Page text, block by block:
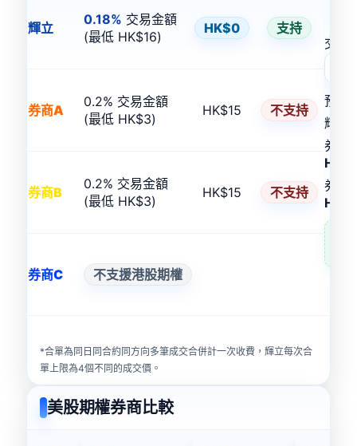
輝立
0.18% 交易金額
(最低 HK$16)
HK$0
支持
交易
預估
輝立
券商
券商
券商A
0.2% 交易金額
(最低 HK$3)
HK$15 不支持
券商B
0.2% 交易金額
(最低 HK$3)
HK$15 不支持
券商C 不支援港股期權
*合單為同日同合約同方向多筆成交合併計一次收費，輝立每次合
單上限為4個不同的成交價。
美股期權券商比較